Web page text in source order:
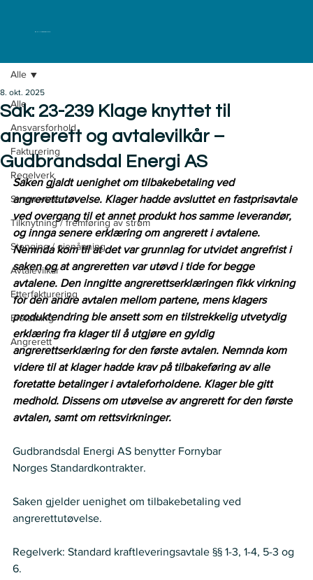
ELKLAGENEMNDA
Alle
Ansvarsforhold
Fakturering
Regelverk
Strømavtaler
Tilknytning / fremføring av strøm
Stenging / gjenåpning
Avtalevilkår
Etterfakturering
Erstatning
Angrerett
Alle
Sak: 23-239 Klage knyttet til
angrerett og avtalevilkår –
Gudbrandsdal Energi AS
8. okt. 2025
Saken gjaldt uenighet om tilbakebetaling ved
angrerettutøvelse. Klager hadde avsluttet en fastprisavtale
ved overgang til et annet produkt hos samme leverandør,
og innga senere erklæring om angrerett i avtalene.
Nemnda kom til at det var grunnlag for utvidet angrefrist i
saken og at angreretten var utøvd i tide for begge
avtalene. Den inngitte angrerettserklæringen fikk virkning
for den andre avtalen mellom partene, mens klagers
produktendring ble ansett som en tilstrekkelig utvetydig
erklæring fra klager til å utgjøre en gyldig
angrerettserklæring for den første avtalen. Nemnda kom
videre til at klager hadde krav på tilbakeføring av alle
foretatte betalinger i avtaleforholdene. Klager ble gitt
medhold. Dissens om utøvelse av angrerett for den første
avtalen, samt om rettsvirkninger.
Gudbrandsdal Energi AS benytter Fornybar
Norges Standardkontrakter.
Saken gjelder uenighet om tilbakebetaling ved
angrerettutøvelse.
Regelverk: Standard kraftleveringsavtale §§ 1-3, 1-4, 5-3 og
6.